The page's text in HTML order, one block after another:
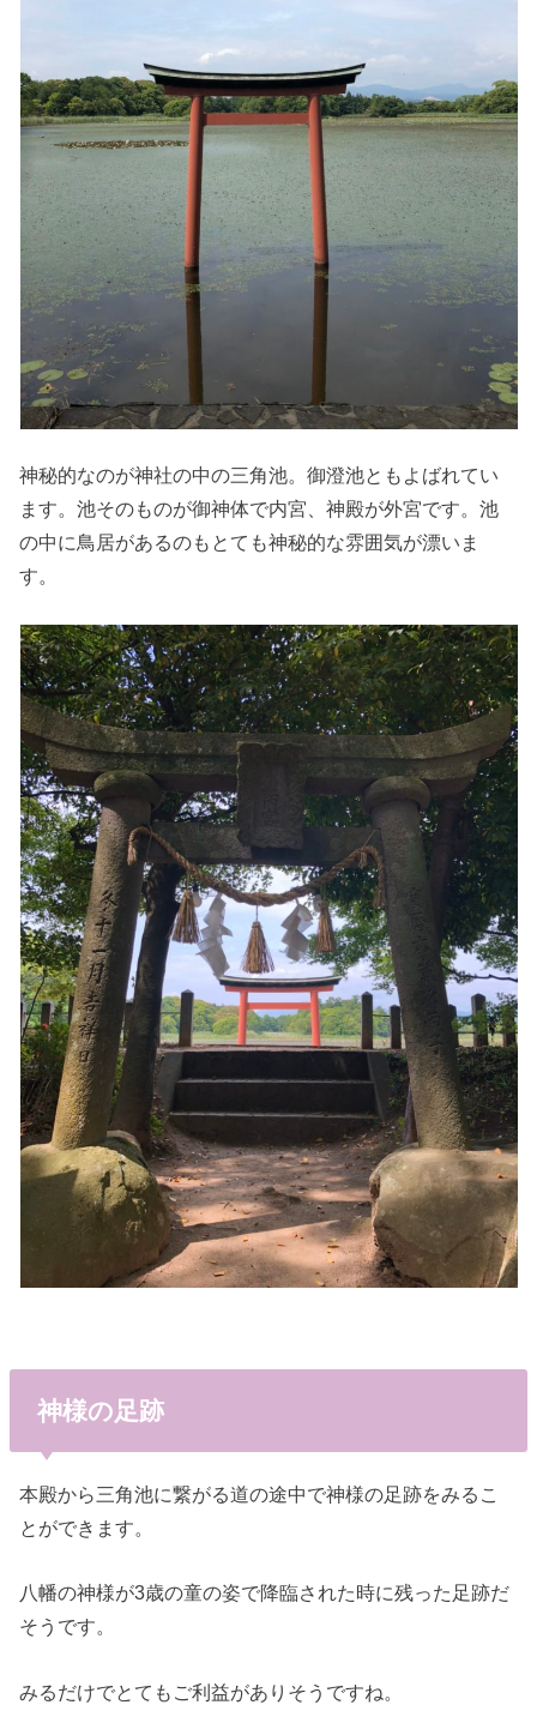
神秘的なのが神社の中の三角池。御澄池ともよばれてい
ます。池そのものが御神体で内宮、神殿が外宮です。池
の中に鳥居があるのもとても神秘的な雰囲気が漂いま
す。
神様の足跡
本殿から三角池に繋がる道の途中で神様の足跡をみるこ
とができます。
八幡の神様が3歳の童の姿で降臨された時に残った足跡だ
そうです。
みるだけでとてもご利益がありそうですね。